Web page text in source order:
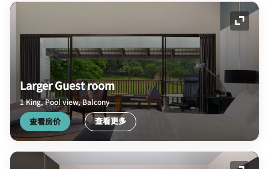
展开
Larger Guest room
1 King, Pool view, Balcony
查看房价 查看更多